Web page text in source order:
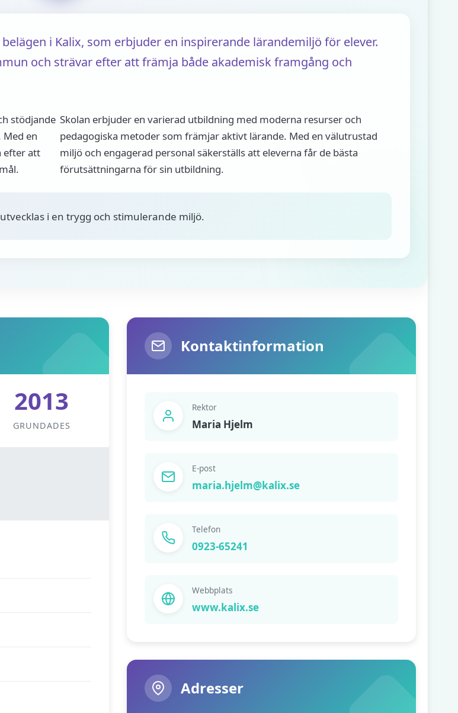
i Kalix, som erbjuder en inspirerande lärandemiljö för elever.
och strävar efter att främja både akademisk framgång och
stödjande
en
efter att
Skolan erbjuder en varierad utbildning med moderna resurser och
pedagogiska metoder som främjar aktivt lärande. Med en välutrustad
miljö och engagerad personal säkerställs att eleverna får de bästa
förutsättningarna för sin utbildning.
i en trygg och stimulerande miljö.
2013
GRUNDADES
Kontaktinformation
Rektor
Maria Hjelm
E-post
maria.hjelm@kalix.se
Telefon
0923-65241
Webbplats
www.kalix.se
Adresser